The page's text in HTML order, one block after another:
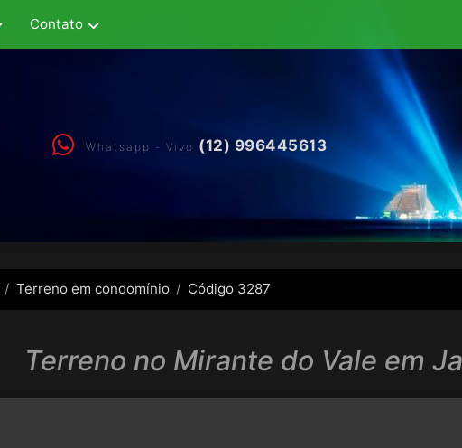
Contato
Whatsapp - Vivo (12) 996445613
Terreno em condomínio Código 3287
Terreno no Mirante do Vale em